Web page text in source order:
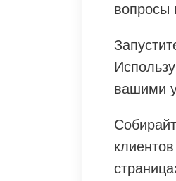
вопросы
вашими